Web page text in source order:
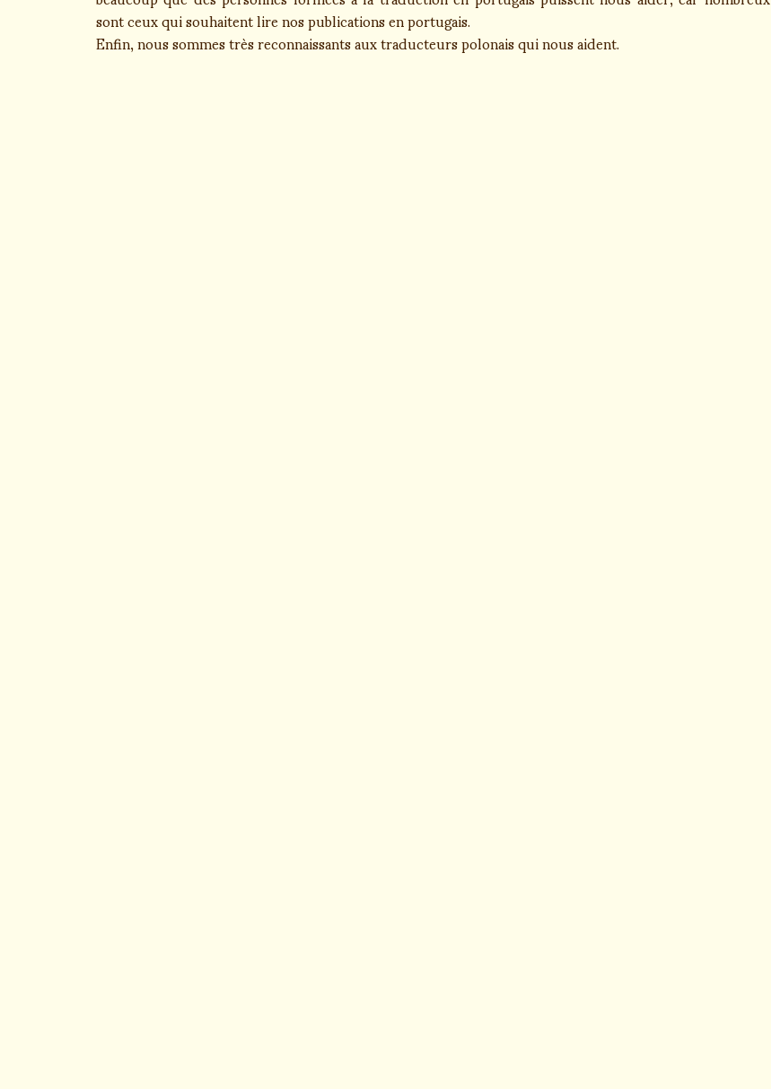
sont ceux qui souhaitent lire nos publications en portugais.
Enfin, nous sommes très reconnaissants aux traducteurs polonais qui nous aident.